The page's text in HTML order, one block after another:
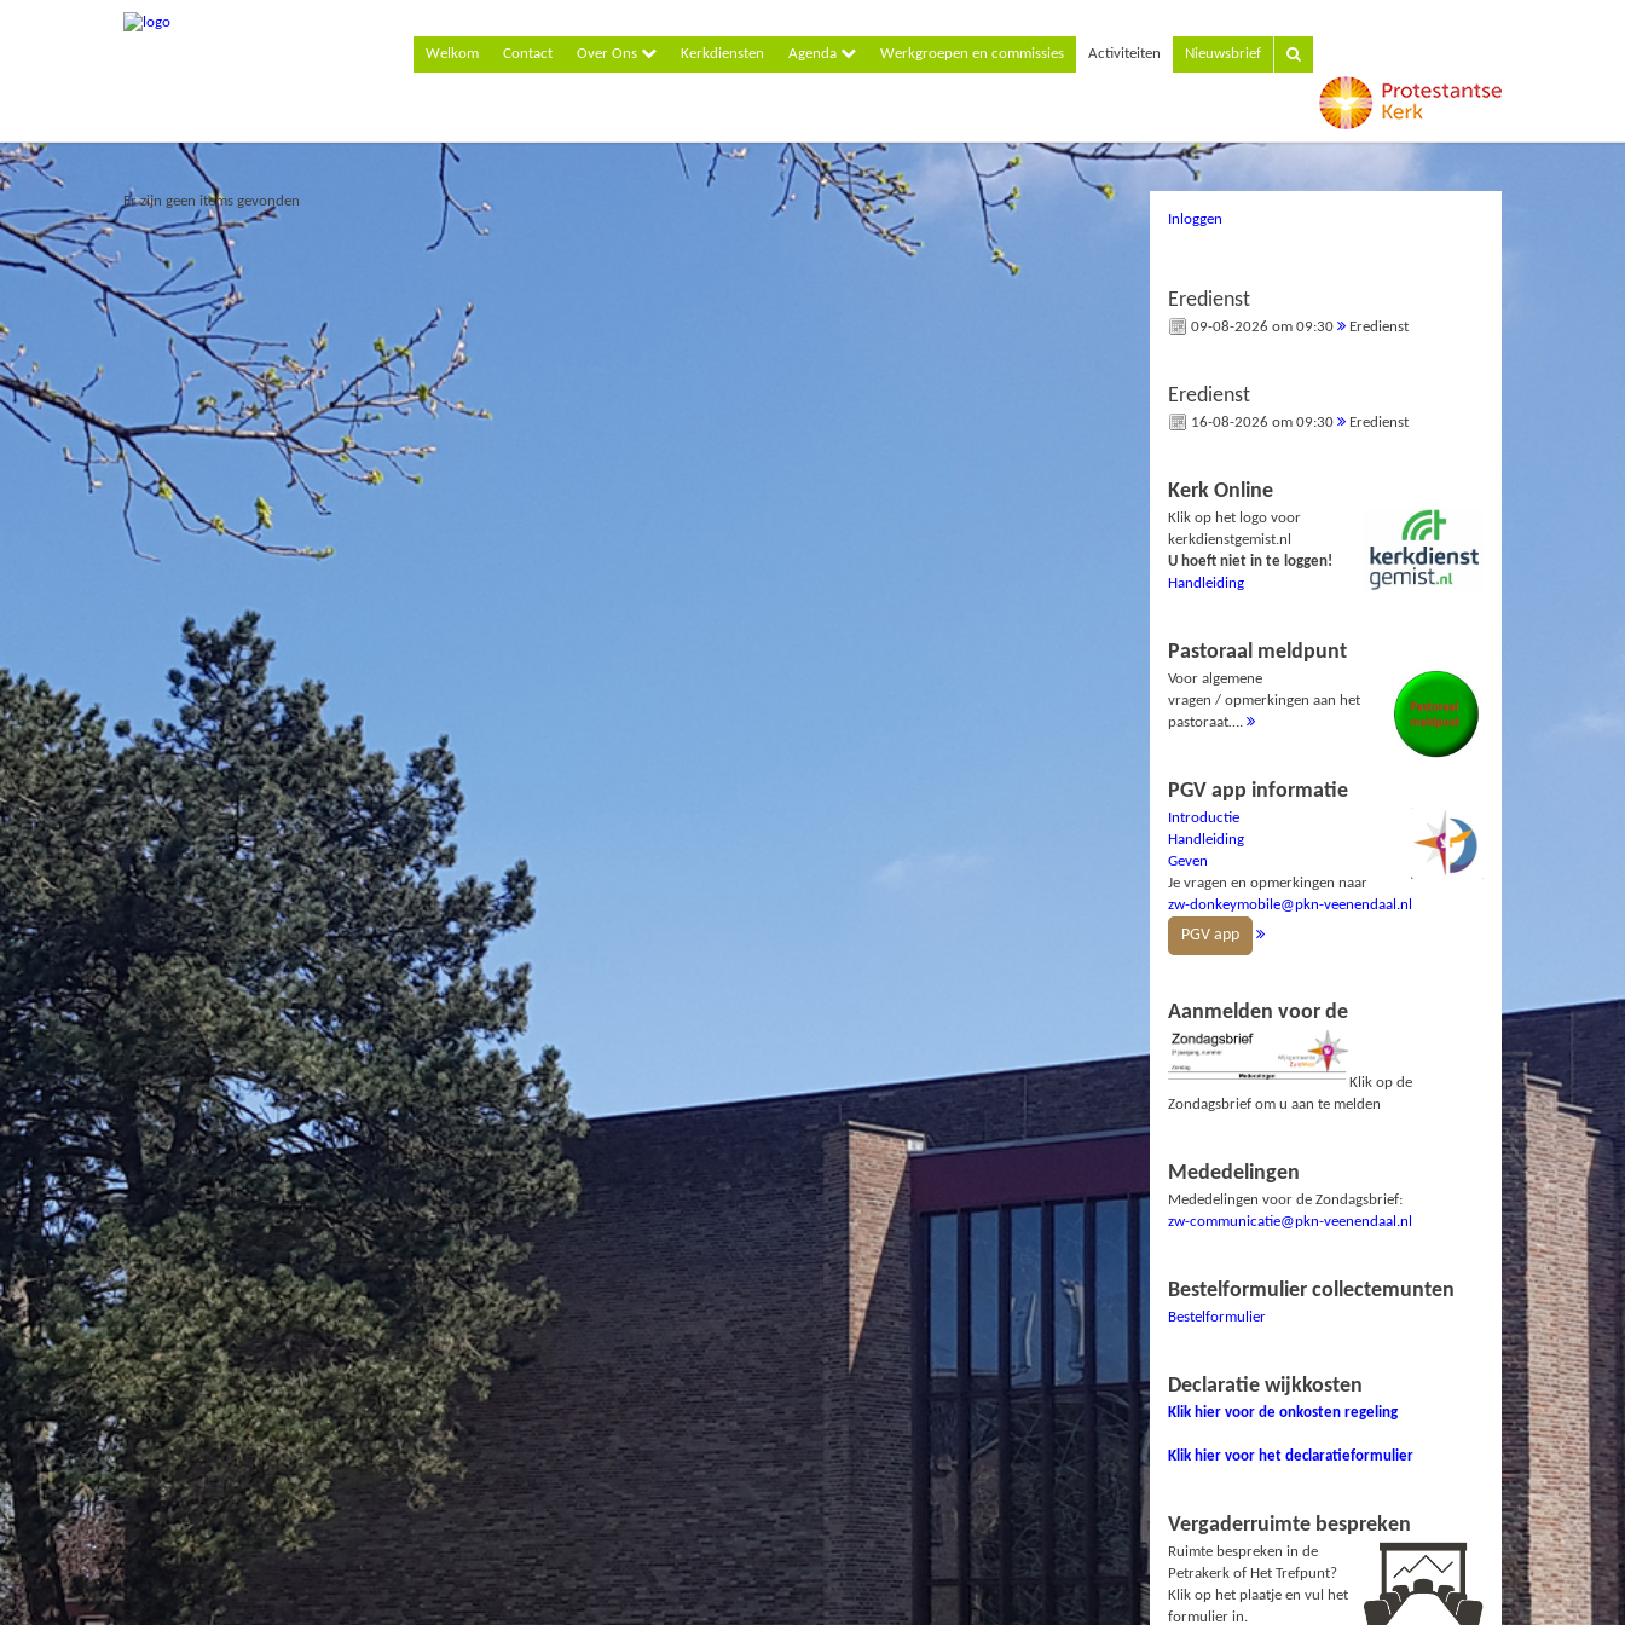
Welkom Contact Over Ons Kerkdiensten Agenda Werkgroepen en commissies Activiteiten Nieuwsbrief
Er zijn geen items gevonden
Inloggen
Eredienst
09-08-2026 om 09:30 Eredienst
Eredienst
16-08-2026 om 09:30 Eredienst
Kerk Online
Klik op het logo voor
kerkdienstgemist.nl
U hoeft niet in te loggen!
Handleiding
Pastoraal meldpunt
Voor algemene
vragen / opmerkingen aan het
pastoraat….
PGV app informatie
Introductie
Handleiding
Geven
Je vragen en opmerkingen naar
zw-donkeymobile@pkn-veenendaal.nl
PGV app
Aanmelden voor de
Klik op de
Zondagsbrief om u aan te melden
Mededelingen
Mededelingen voor de Zondagsbrief:
zw-communicatie@pkn-veenendaal.nl
Bestelformulier collectemunten
Bestelformulier
Declaratie wijkkosten
Klik hier voor de onkosten regeling
Klik hier voor het declaratieformulier
Vergaderruimte bespreken
Ruimte bespreken in de
Petrakerk of Het Trefpunt?
Klik op het plaatje en vul het
formulier in.